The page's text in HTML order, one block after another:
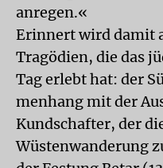
anregen.«
Erinnert wird damit
Tragödien, die das
Tag erlebt hat: der
menhang mit der
Kundschafter, der
Wüstenwanderung